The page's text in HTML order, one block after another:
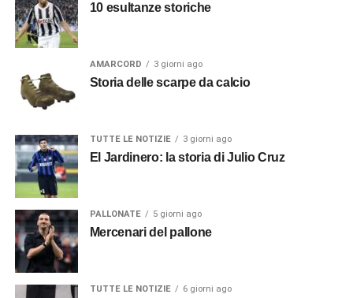
10 esultanze storiche
AMARCORD 3 giorni ago
Storia delle scarpe da calcio
TUTTE LE NOTIZIE 3 giorni ago
El Jardinero: la storia di Julio Cruz
PALLONATE 5 giorni ago
Mercenari del pallone
TUTTE LE NOTIZIE 6 giorni ago